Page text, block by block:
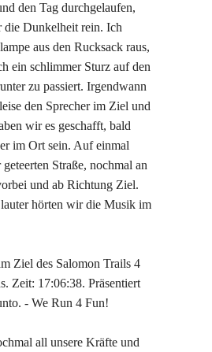
den Tag durchgelaufen,
die Dunkelheit rein. Ich
aus den Rucksack raus,
ein schlimmer Sturz auf den
zu passiert. Irgendwann
den Sprecher im Ziel und
wir es geschafft, bald
im Ort sein. Auf einmal
Straße, nochmal an
und ab Richtung Ziel.
hörten wir die Musik im
all unsere Kräfte und